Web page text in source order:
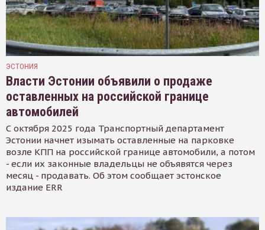
ЭСТОНИЯ
Власти Эстонии объявили о продаже
оставленных на российской границе
автомобилей
С октября 2025 года Транспортный департамент
Эстонии начнет изымать оставленные на парковке
возле КПП на российской границе автомобили, а потом
- если их законные владельцы не объявятся через
месяц - продавать. Об этом сообщает эстонское
издание ERR